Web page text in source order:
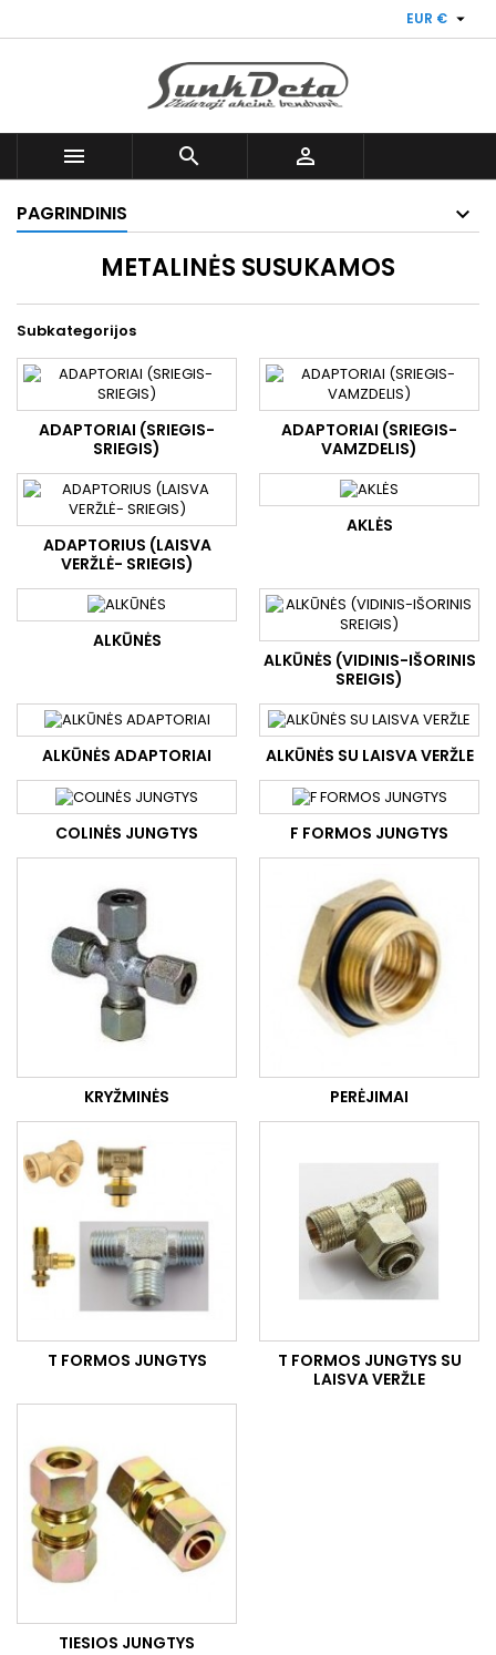
EUR € 
  
PAGRINDINIS
METALINĖS SUSUKAMOS
Subkategorijos
ADAPTORIAI (SRIEGIS-
SRIEGIS)
ADAPTORIAI (SRIEGIS-
VAMZDELIS)
ADAPTORIUS (LAISVA
VERŽLĖ- SRIEGIS)
AKLĖS
ALKŪNĖS
ALKŪNĖS (VIDINIS-IŠORINIS
SREIGIS)
ALKŪNĖS ADAPTORIAI ALKŪNĖS SU LAISVA VERŽLE
COLINĖS JUNGTYS F FORMOS JUNGTYS
KRYŽMINĖS PERĖJIMAI
T FORMOS JUNGTYS
T FORMOS JUNGTYS SU
LAISVA VERŽLE
TIESIOS JUNGTYS